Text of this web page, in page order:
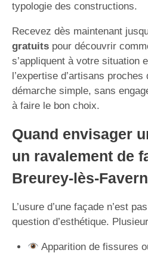
typologie des constructions.
Recevez dès maintenant
gratuits pour découvrir
s’appliquent à votre situation
l’expertise d’artisans
démarche simple, sans
à faire le bon choix.
Quand envisager
un ravalement de
Breurey-lès-
L’usure d’une façade n’est
question d’esthétique.
Apparition de fissures